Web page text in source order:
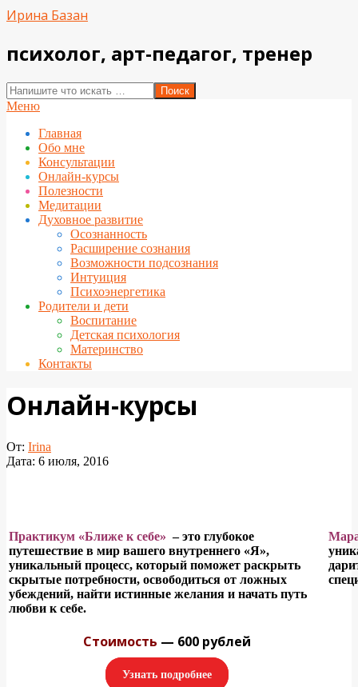
Перейти
Ирина Базан
психолог, арт-педагог, тренер
Поиск
Вторичное
навигации
Меню
Главная
Обо мне
Консультации
Онлайн-курсы
Полезности
Медитации
Духовное развитие
Осознанность
Расширение сознания
Возможности подсознания
Интуиция
Психоэнергетика
Родители и дети
Воспитание
Детская психология
Материнство
Контакты
Онлайн-курсы
От: Irina
Дата: 6 июля, 2016
Практикум «Ближе к себе» – это глубокое
путешествие в мир вашего внутреннего «Я»,
уникальный процесс, который поможет раскрыть
скрытые потребности, освободиться от ложных
убеждений, найти истинные желания и начать путь
любви к себе.
Стоимость — 600 рублей
Узнать подробнее